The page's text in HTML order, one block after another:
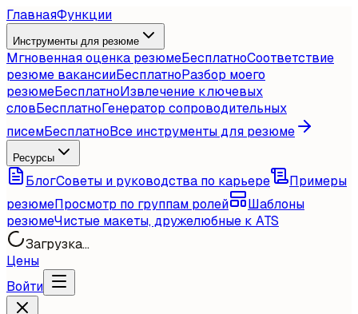
ГлавнаяФункции
Инструменты для резюме
Мгновенная оценка резюмеБесплатноСоответствие
резюме вакансииБесплатноРазбор моего
резюмеБесплатноИзвлечение ключевых
словБесплатноГенератор сопроводительных
писемБесплатноВсе инструменты для резюме
Ресурсы
БлогСоветы и руководства по карьере
Примеры
резюмеПросмотр по группам ролей
Шаблоны
резюмеЧистые макеты, дружелюбные к ATS
Загрузка...
Цены
Войти